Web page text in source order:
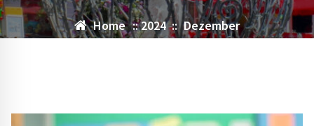
Home ::2024:: Dezember